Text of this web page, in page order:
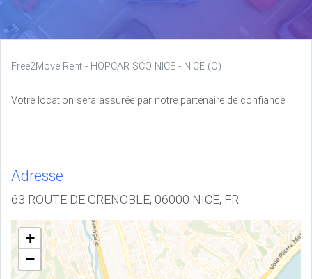
Free2Move Rent - HOPCAR SCO NICE - NICE (O)
Votre location sera assurée par notre partenaire de confiance.
Adresse
63 ROUTE DE GRENOBLE, 06000 NICE, FR
+
−